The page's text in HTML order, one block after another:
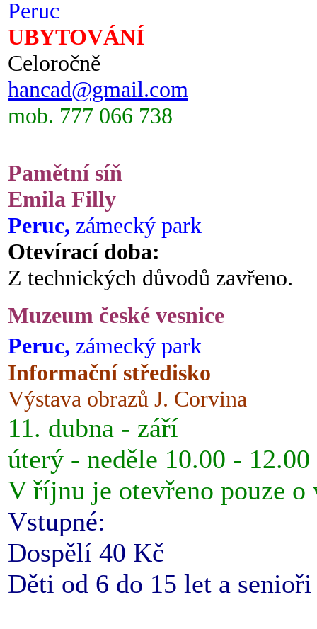
Peruc
UBYTOVÁNÍ
Celoročně
hancad@gmail.com
mob. 777 066 738
Pamětní síň
Emila Filly
Peruc, zámecký park
Otevírací doba:
Z technických důvodů zavřeno.
Muzeum české vesnice
Peruc, zámecký park
Informační středisko
Výstava obrazů J. Corvina
11. dubna - září
úterý - neděle 10.00 -
V říjnu je otevřeno pouze o
Vstupné:
Dospělí 40 Kč
Děti od 6 do 15 let a